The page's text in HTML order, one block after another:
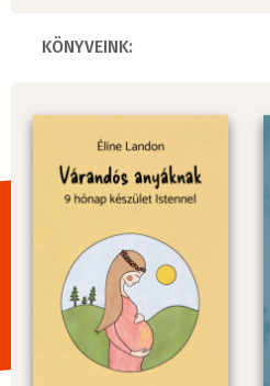
KÖNYVEINK: